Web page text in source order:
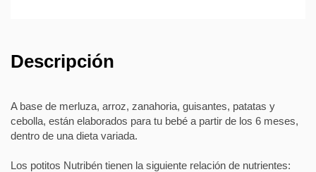
Descripción
A base de merluza, arroz, zanahoria, guisantes, patatas y
cebolla, están elaborados para tu bebé a partir de los 6 meses,
dentro de una dieta variada.
Los potitos Nutribén tienen la siguiente relación de nutrientes: